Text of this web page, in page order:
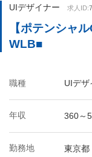
UIデザイナー 求人ID:
【ポテンシャ
WLB■
職種 UIデザ
年収 360～
勤務地 東京都